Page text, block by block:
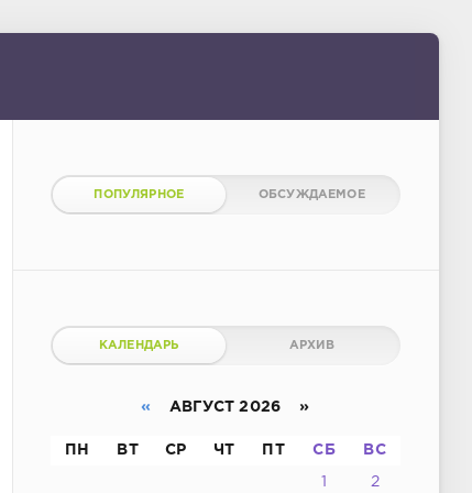
ПОПУЛЯРНОЕ ОБСУЖДАЕМОЕ
КАЛЕНДАРЬ АРХИВ
« АВГУСТ 2026 »
ПН ВТ СР ЧТ ПТ СБ ВС
1 2